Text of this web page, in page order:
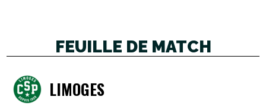
FEUILLE DE MATCH
LIMOGES